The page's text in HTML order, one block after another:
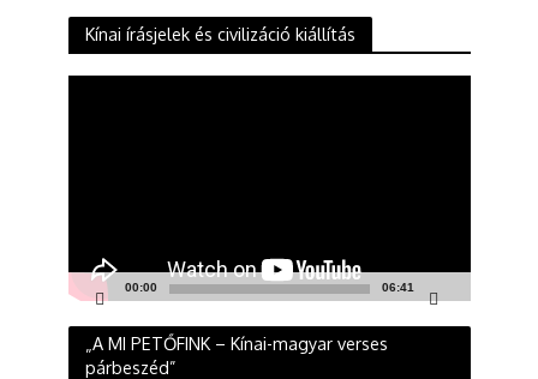
Kínai írásjelek és civilizáció kiállítás
00:00 06:41
„A MI PETŐFINK – Kínai-magyar verses
párbeszéd”